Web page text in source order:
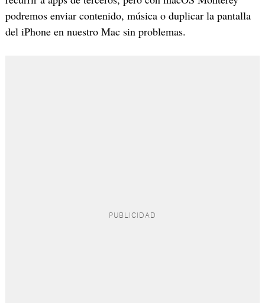
podremos enviar contenido, música o duplicar la pantalla
del iPhone en nuestro Mac sin problemas.